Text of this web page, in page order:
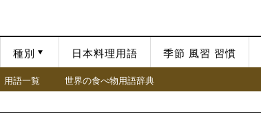
種別 日本料理用語 季節 風習 習慣
用語一覧 世界の食べ物用語辞典